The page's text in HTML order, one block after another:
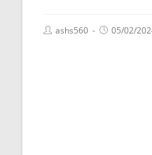
Postashs560
Post05/02/